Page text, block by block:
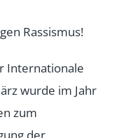
Rassismus!
Internationale
wurde im Jahr
zum